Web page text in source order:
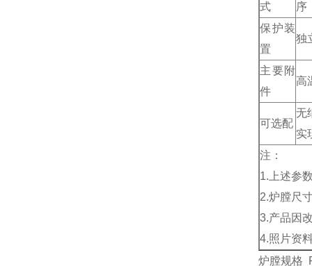
式
序
保护装
置
独
主要附
件
高
可选配
无
实
注：
1.上述参
2.炉膛尺
3.产品因
4.照片资
炉膛规格